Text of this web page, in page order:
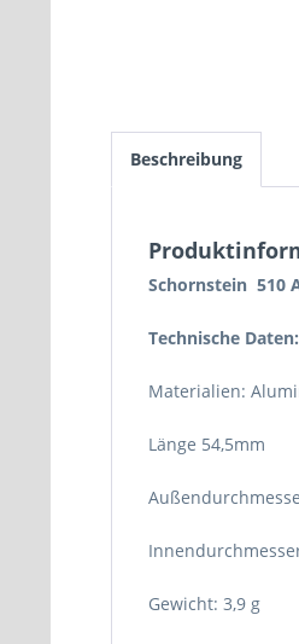
Beschreibung
Schornstein 510
Technische Daten:
Materialien:
Länge 54,5mm
Gewicht: 3,9 g